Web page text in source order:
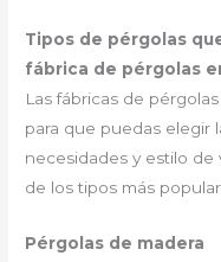
Tipos de pérgolas
fábrica de pérgolas
Las fábricas de
para que puedas elegir
necesidades y estilo
de los tipos más
Pérgolas de madera